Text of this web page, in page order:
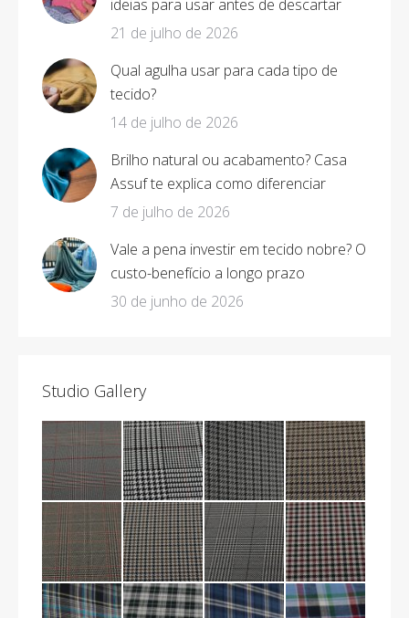
ideias para usar antes de descartar
21 de julho de 2026
Qual agulha usar para cada tipo de
tecido?
14 de julho de 2026
Brilho natural ou acabamento? Casa
Assuf te explica como diferenciar
7 de julho de 2026
Vale a pena investir em tecido nobre? O
custo-benefício a longo prazo
30 de junho de 2026
Studio Gallery